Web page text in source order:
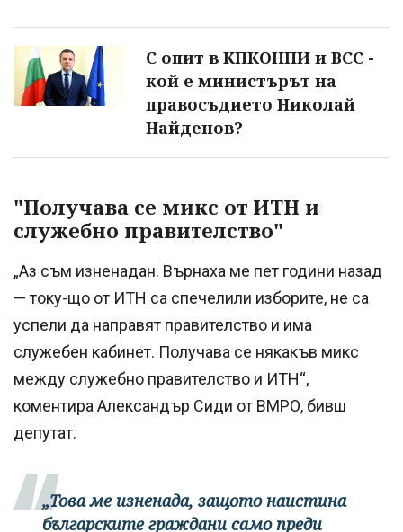
С опит в КПКОНПИ и ВСС -
кой е министърът на
правосъдието Николай
Найденов?
"Получава се микс от ИТН и
служебно правителство"
„Аз съм изненадан. Върнаха ме пет години назад
— току-що от ИТН са спечелили изборите, не са
успели да направят правителство и има
служебен кабинет. Получава се някакъв микс
между служебно правителство и ИТН“,
коментира Александър Сиди от ВМРО, бивш
депутат.
„Това ме изненада, защото наистина
българските граждани само преди